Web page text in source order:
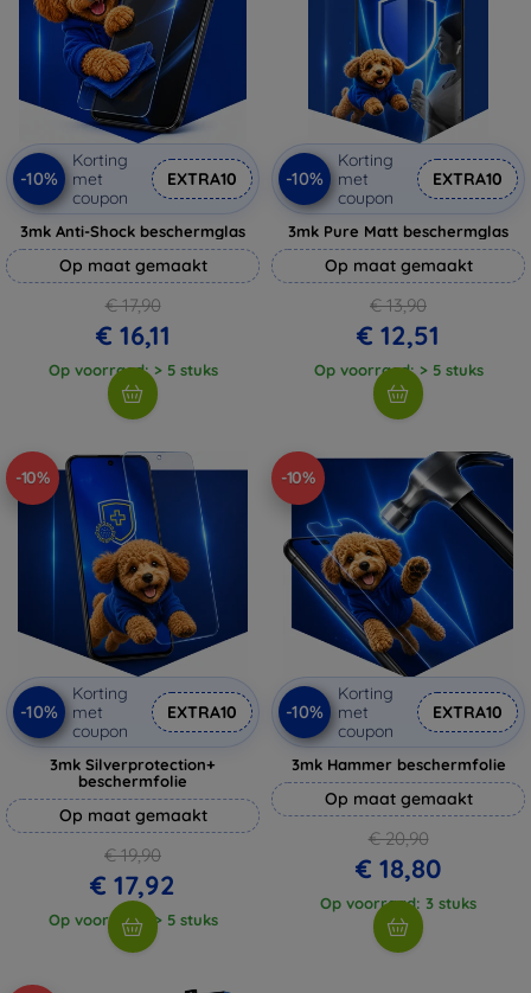
-10%
Korting
met
coupon
EXTRA10
3mk Anti-Shock beschermglas
Op maat gemaakt
€ 17,90
€ 16,11
Op voorraad: > 5 stuks
-10%
Korting
met
coupon
EXTRA10
3mk Pure Matt beschermglas
Op maat gemaakt
€ 13,90
€ 12,51
Op voorraad: > 5 stuks
-10%
-10%
Korting
met
coupon
EXTRA10
3mk Silverprotection+
beschermfolie
Op maat gemaakt
€ 19,90
€ 17,92
Op voorraad: > 5 stuks
-10%
-10%
Korting
met
coupon
EXTRA10
3mk Hammer beschermfolie
Op maat gemaakt
€ 20,90
€ 18,80
Op voorraad: 3 stuks